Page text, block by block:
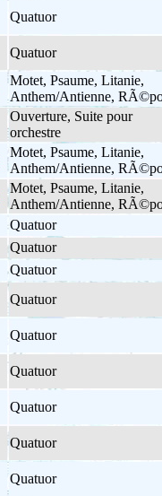
Quatuor
Quatuor
Motet, Psaume, Litanie,
Anthem/Antienne,
Ouverture, Suite pour
orchestre
Motet, Psaume, Litanie,
Anthem/Antienne,
Motet, Psaume, Litanie,
Anthem/Antienne,
Quatuor
Quatuor
Quatuor
Quatuor
Quatuor
Quatuor
Quatuor
Quatuor
Quatuor